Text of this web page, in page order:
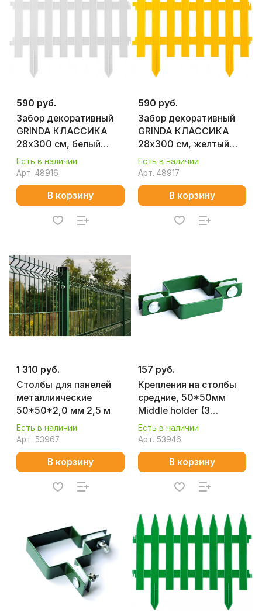
590 руб.
Забор декоративный
GRINDA КЛАССИКА
28х300 см, белый
422201-W
Есть в наличии
Арт. 48916
В корзину
590 руб.
Забор декоративный
GRINDA КЛАССИКА
28х300 см, желтый
422201-Y
Есть в наличии
Арт. 48917
В корзину
1 310 руб.
Столбы для панелей
металлиические
50*50*2,0 мм 2,5 м
Есть в наличии
Арт. 53967
В корзину
157 руб.
Крепления на столбы
средние, 50*50мм
Middle holder (3
крепления для панелей
1,53м, 4 для 2,03м)
Есть в наличии
Арт. 53946
В корзину